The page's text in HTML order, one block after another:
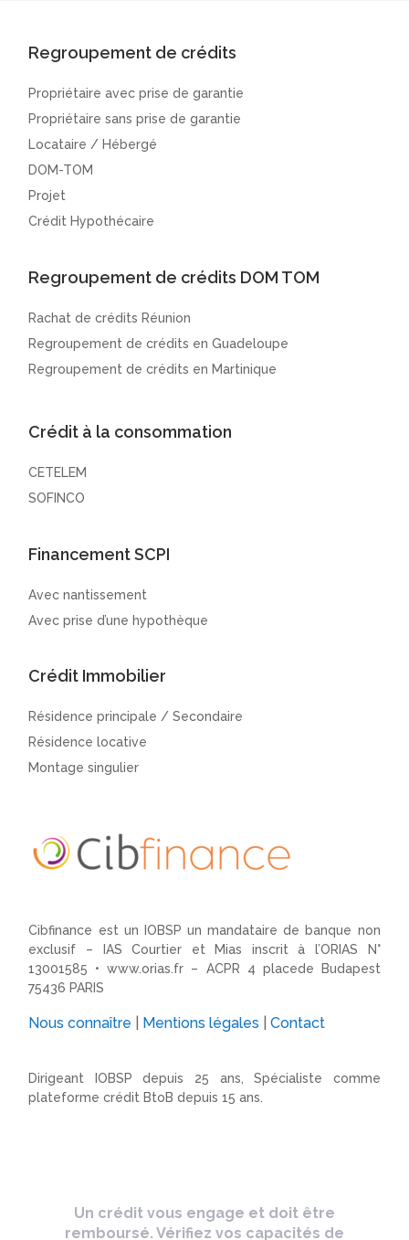
Regroupement de crédits
Propriétaire avec prise de garantie
Propriétaire sans prise de garantie
Locataire / Hébergé
DOM-TOM
Projet
Crédit Hypothécaire
Regroupement de crédits DOM TOM
Rachat de crédits Réunion
Regroupement de crédits en Guadeloupe
Regroupement de crédits en Martinique
Crédit à la consommation
CETELEM
SOFINCO
Financement SCPI
Avec nantissement
Avec prise d’une hypothèque
Crédit Immobilier
Résidence principale / Secondaire
Résidence locative
Montage singulier
Cibfinance est un IOBSP un mandataire de banque non
exclusif – IAS Courtier et Mias inscrit à l’ORIAS N°
13001585 •www.orias.fr – ACPR 4 placede Budapest
75436 PARIS
Nous connaître Mentions légales |Contact
Dirigeant IOBSP depuis 25 ans, Spécialiste comme
plateforme crédit BtoB depuis 15 ans.
Un crédit vous engage et doit être
remboursé. Vérifiez vos capacités de